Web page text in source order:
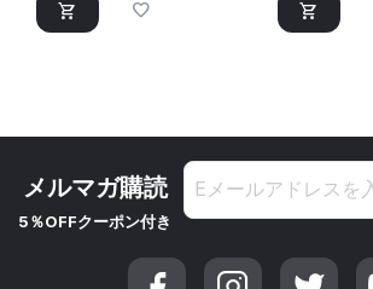
メルマガ購読
5％OFFクーポン付き